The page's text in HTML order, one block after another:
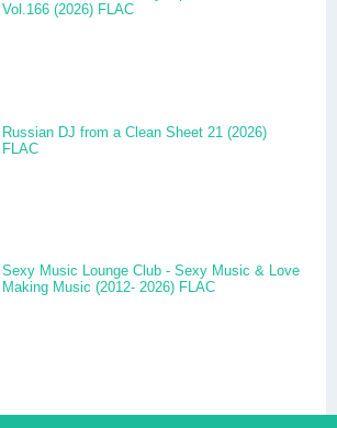
Vol.166 (2026) FLAC
Russian DJ from a Clean Sheet 21 (2026)
FLAC
Sexy Music Lounge Club - Sexy Music & Love
Making Music (2012- 2026) FLAC